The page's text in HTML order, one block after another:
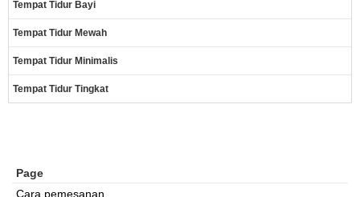
Tempat Tidur Bayi
Tempat Tidur Mewah
Tempat Tidur Minimalis
Tempat Tidur Tingkat
Page
Cara pemesanan